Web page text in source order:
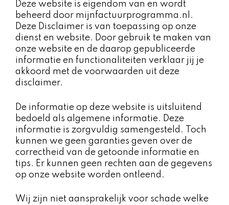
Deze website is eigendom van en wordt
beheerd door mijnfactuurprogramma.nl.
Deze Disclaimer is van toepassing op onze
dienst en website. Door gebruik te maken van
onze website en de daarop gepubliceerde
informatie en functionaliteiten verklaar jij je
akkoord met de voorwaarden uit deze
disclaimer.
De informatie op deze website is uitsluitend
bedoeld als algemene informatie. Deze
informatie is zorgvuldig samengesteld. Toch
kunnen we geen garanties geven over de
correctheid van de getoonde informatie en
tips. Er kunnen geen rechten aan de gegevens
op onze website worden ontleend.
Wij zijn niet aansprakelijk voor schade welke